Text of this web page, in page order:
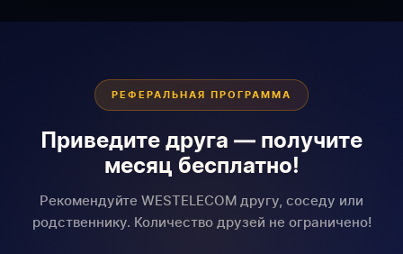
РЕФЕРАЛЬНАЯ ПРОГРАММА
Приведите друга — получите
месяц бесплатно!
Рекомендуйте WESTELECOM другу, соседу или
родственнику. Количество друзей не ограничено!